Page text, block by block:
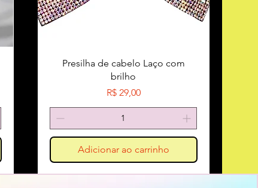
Presilha de cabelo Laço com
brilho
Preço
R$ 29,00
Adicionar ao carrinho